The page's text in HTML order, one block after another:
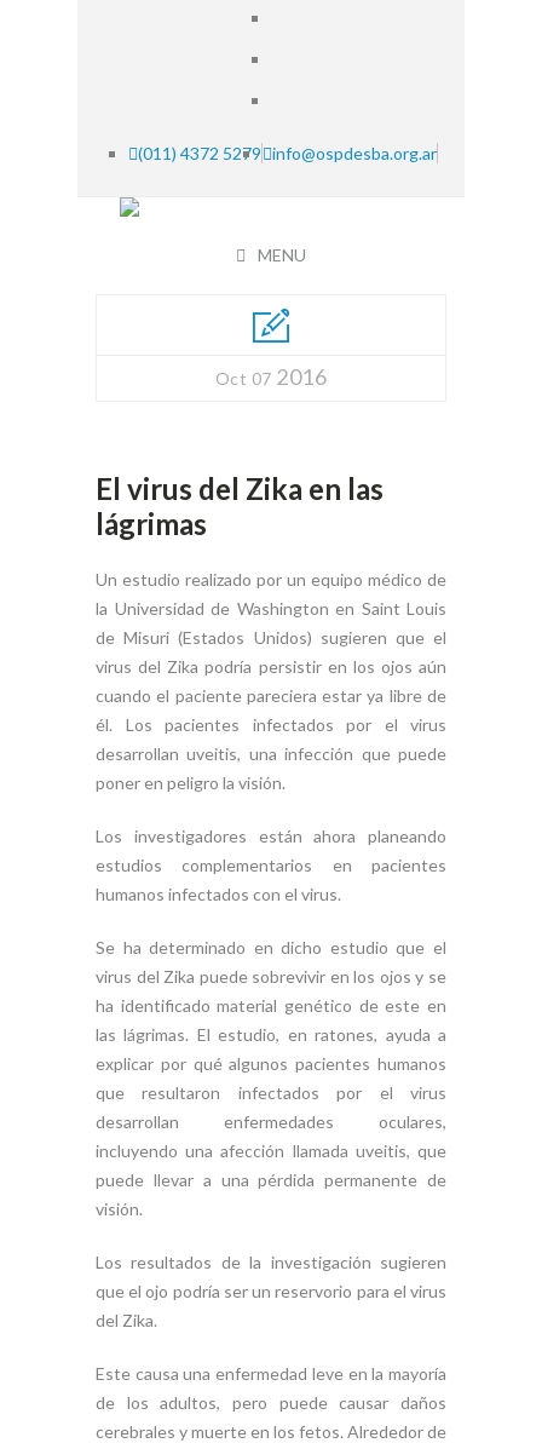
(011) 4372 5279 info@ospdesba.org.ar
MENU
Oct 07 2016
El virus del Zika en las
lágrimas
Un estudio realizado por un equipo médico de
la Universidad de Washington en Saint Louis
de Misuri (Estados Unidos) sugieren que el
virus del Zika podría persistir en los ojos aún
cuando el paciente pareciera estar ya libre de
él. Los pacientes infectados por el virus
desarrollan uveitis, una infección que puede
poner en peligro la visión.
Los investigadores están ahora planeando
estudios complementarios en pacientes
humanos infectados con el virus.
Se ha determinado en dicho estudio que el
virus del Zika puede sobrevivir en los ojos y se
ha identificado material genético de este en
las lágrimas. El estudio, en ratones, ayuda a
explicar por qué algunos pacientes humanos
que resultaron infectados por el virus
desarrollan enfermedades oculares,
incluyendo una afección llamada uveitis, que
puede llevar a una pérdida permanente de
visión.
Los resultados de la investigación sugieren
que el ojo podría ser un reservorio para el virus
del Zika.
Este causa una enfermedad leve en la mayoría
de los adultos, pero puede causar daños
cerebrales y muerte en los fetos. Alrededor de